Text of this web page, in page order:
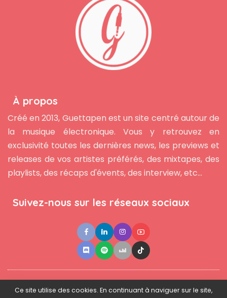
À propos
Créé en 2013, Guettapen est un site centré autour de
la musique électronique. Vous y retrouvez en
exclusivité toutes les dernières news, les previews et
releases de vos artistes préférés, des mixtapes, des
playlists, des récaps d'évents, des interview, etc...
Suivez-nous sur les réseaux sociaux
Contact ●Newsletter ● L'équipe ● Mentions légales
Ce site utilise des cookies. En continuant à naviguer sur le site,